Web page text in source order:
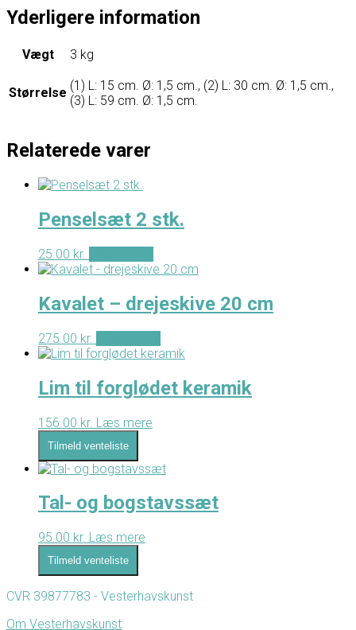
Yderligere information
Vægt 3 kg
Størrelse (1) L: 15 cm. Ø: 1,5 cm., (2) L: 30 cm. Ø: 1,5 cm.,
(3) L: 59 cm. Ø: 1,5 cm.
Relaterede varer
Penselsæt 2 stk.
25.00 kr.
Kavalet – drejeskive 20 cm
275.00 kr.
Lim til forglødet keramik
156.00 kr. Læs mere
Tilmeld venteliste
Tal- og bogstavssæt
95.00 kr. Læs mere
Tilmeld venteliste
CVR 39877783 - Vesterhavskunst
Om Vesterhavskunst